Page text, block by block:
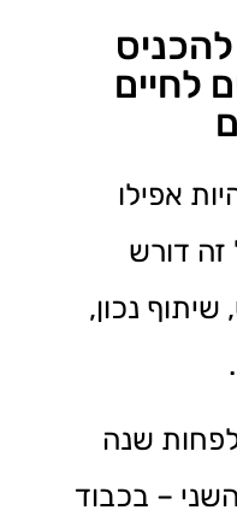
לחיים
אפילו
דורש
נכון,
שנה
– בכבוד